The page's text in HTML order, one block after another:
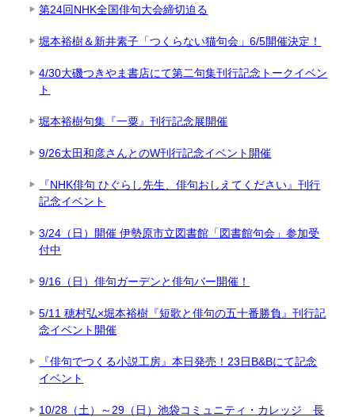
第24回NHK全国俳句大会締切迫る
堀本裕樹＆新井素子「つくらない猫句会」6/5開催決定！
4/30大磯つきやま書店にて第二句集刊行記念トークイベン
ト
堀本裕樹句集『一粟』刊行記念展開催
9/26太田和彦さんとのW刊行記念イベント開催
『NHK俳句 ひぐらし先生、俳句おしえてください』刊行
記念イベント
3/24（日）開催 伊勢原市立図書館「図書館句会」参加受
付中
9/16（日）俳句ガーデンと俳句バー開催！
5/11 穂村弘×堀本裕樹『短歌と俳句の五十番勝負』刊行記
念イベント開催
『俳句でつくる小説工房』本日発売！23日B&Bにて記念
イベント
10/28（土）～29（日）池袋コミュニティ・カレッジ 長